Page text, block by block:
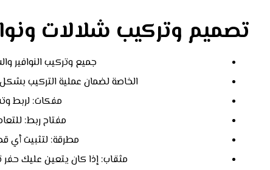
تصميم وتركيب شلالات
جميع وتركيب النوافير
الخاصة لضمان عملية التركيب
مفكات: لربط
مفتاح ربط:
مطرقة: لتثبيت أي
مثقاب: إذا كان يتعين عليك حفر